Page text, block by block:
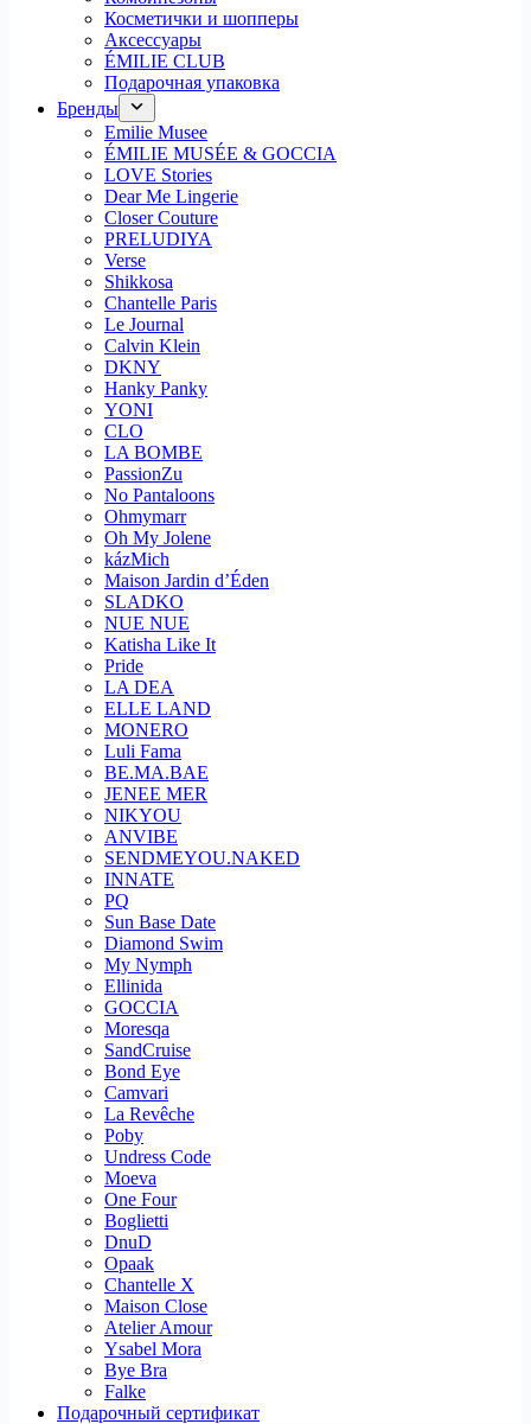
Косметички и шопперы
Аксессуары
ÉMILIE CLUB
Подарочная упаковка
Бренды
Emilie Musee
ÉMILIE MUSÉE & GOCCIA
LOVE Stories
Dear Me Lingerie
Closer Couture
PRELUDIYA
Verse
Shikkosa
Chantelle Paris
Le Journal
Calvin Klein
DKNY
Hanky Panky
YONI
CLO
LA BOMBE
PassionZu
No Pantaloons
Ohmymarr
Oh My Jolene
kázMich
Maison Jardin d’Éden
SLADKO
NUE NUE
Katisha Like It
Pride
LA DEA
ELLE LAND
MONERO
Luli Fama
BE.MA.BAE
JENEE MER
NIKYOU
ANVIBE
SENDMEYOU.NAKED
INNATE
PQ
Sun Base Date
Diamond Swim
My Nymph
Ellinida
GOCCIA
Moresqa
SandCruise
Bond Eye
Camvari
La Revêche
Poby
Undress Code
Moeva
One Four
Boglietti
DnuD
Opaak
Chantelle X
Maison Close
Atelier Amour
Ysabel Mora
Bye Bra
Falke
Подарочный сертификат